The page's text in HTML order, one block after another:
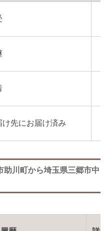
け先にお届け済み
助川町から埼玉県三郷市中